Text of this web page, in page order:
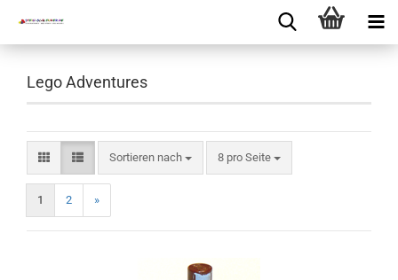
Lego Adventures
Sortieren nach 8 pro Seite
1 2 »